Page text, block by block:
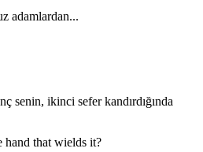
adamlardan...
senin, ikinci sefer kandırdığında
hand that wields it?